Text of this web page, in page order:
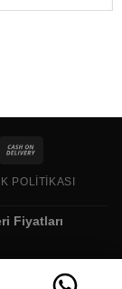
POLITIKASI
Fiyatları